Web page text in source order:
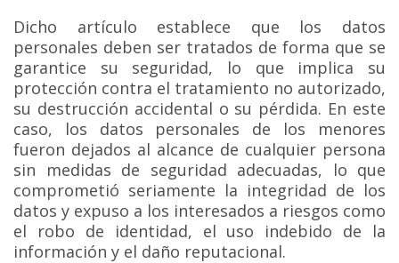
Dicho artículo establece que los datos
personales deben ser tratados de forma que se
garantice su seguridad, lo que implica su
protección contra el tratamiento no autorizado,
su destrucción accidental o su pérdida. En este
caso, los datos personales de los menores
fueron dejados al alcance de cualquier persona
sin medidas de seguridad adecuadas, lo que
comprometió seriamente la integridad de los
datos y expuso a los interesados a riesgos como
el robo de identidad, el uso indebido de la
información y el daño reputacional.